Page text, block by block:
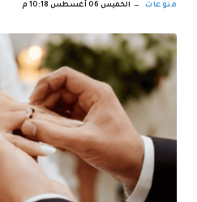
منوعات الخميس 06 أغسطس 10:18 م